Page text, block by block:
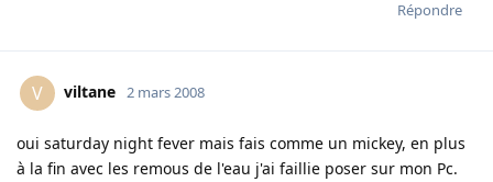
Répondre
V viltane 2 mars 2008
oui saturday night fever mais fais comme un mickey, en plus
à la fin avec les remous de l'eau j'ai faillie poser sur mon Pc.